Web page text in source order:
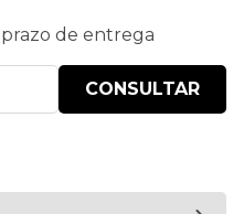
de entrega